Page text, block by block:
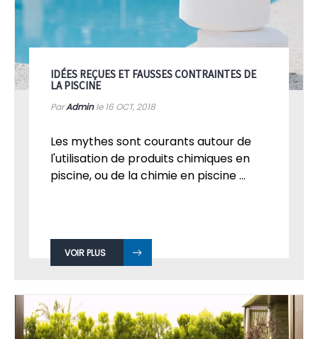
IDÉES REÇUES ET FAUSSES CONTRAINTES DE
LA PISCINE
ParAdminle 16 OCT, 2018
Les mythes sont courants autour de
l'utilisation de produits chimiques en
piscine, ou de la chimie en piscine ...
VOIR PLUS